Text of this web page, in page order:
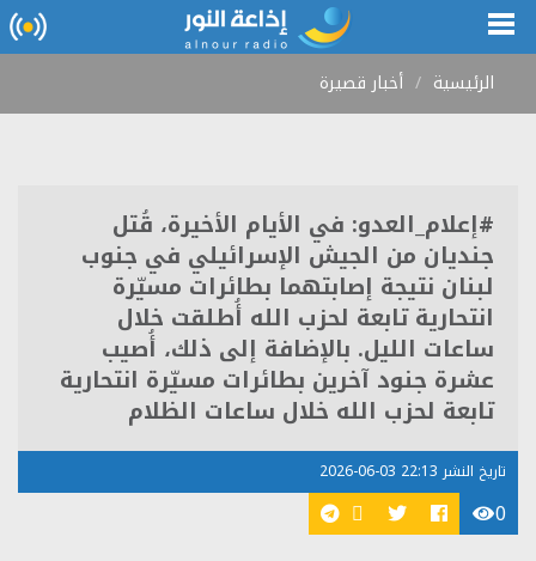
الرئيسية أخبار قصيرة
#إعلام_العدو: في الأيام الأخيرة، قُتل
جنديان من الجيش الإسرائيلي في جنوب
لبنان نتيجة إصابتهما بطائرات مسيّرة
انتحارية تابعة لحزب الله أُطلقت خلال
ساعات الليل. بالإضافة إلى ذلك، أُصيب
عشرة جنود آخرين بطائرات مسيّرة انتحارية
تابعة لحزب الله خلال ساعات الظلام
تاريخ النشر 22:13 03-06-2026
0